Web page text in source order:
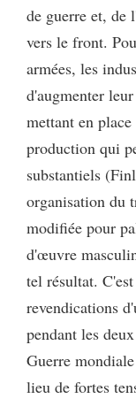
de guerre et, de
vers le front.
armées, les
d'augmenter
mettant en
production qui
substantiels
organisation du
modifiée pour
d'œuvre
tel résultat.
revendications
pendant les
Guerre
lieu de fortes